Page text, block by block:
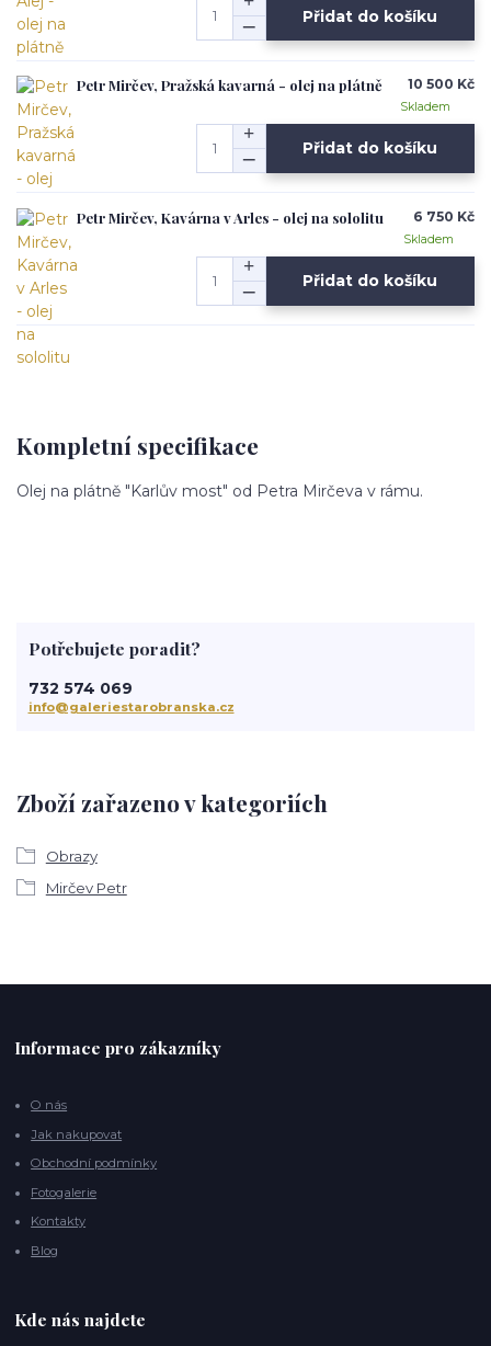
Přidat do košíku
Petr Mirčev, Pražská kavarná - olej na plátně 10 500 Kč
Skladem
Přidat do košíku
Petr Mirčev, Kavárna v Arles - olej na sololitu 6 750 Kč
Skladem
Přidat do košíku
Kompletní specifikace
Olej na plátně "Karlův most" od Petra Mirčeva v rámu.
Zboží zařazeno v kategoriích
Obrazy
Mirčev Petr
Potřebujete poradit?
732 574 069
info@galeriestarobranska.cz
Informace pro zákazníky
O nás
Jak nakupovat
Obchodní podmínky
Fotogalerie
Kontakty
Blog
Kde nás najdete